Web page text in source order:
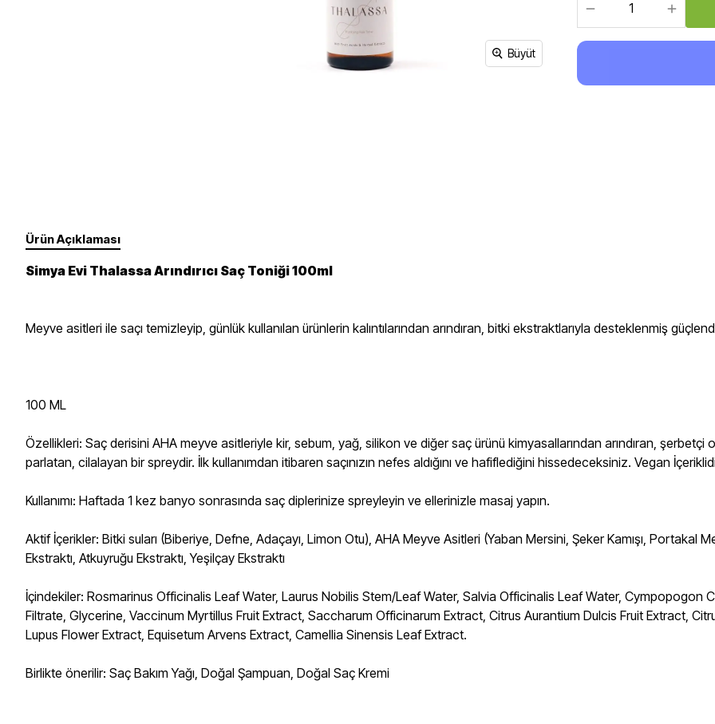
Et Ürünleri Büyüt
Ürün Açıklaması
Simya Evi Thalassa Arındırıcı Saç Toniği 100ml
Meyve asitleri ile saçı temizleyip, günlük kullanılan ürünlerin kalıntılarından arındıran, bitki ekstraktlarıyla desteklenmiş
100 ML
Özellikleri: Saç derisini AHA meyve asitleriyle kir, sebum, yağ, silikon ve diğer saç ürünü kimyasallarından arındıran,
parlatan, cilalayan bir spreydir. İlk kullanımdan itibaren saçınızın nefes aldığını ve hafiflediğini hissedeceksiniz. Vegan
Kullanımı: Haftada 1 kez banyo sonrasında saç diplerinize spreyleyin ve ellerinizle masaj yapın.
Aktif İçerikler: Bitki suları (Biberiye, Defne, Adaçayı, Limon Otu), AHA Meyve Asitleri (Yaban Mersini, Şeker Kamışı, Portakal
Ekstraktı, Atkuyruğu Ekstraktı, Yeşilçay Ekstraktı
İçindekiler: Rosmarinus Officinalis Leaf Water, Laurus Nobilis Stem/Leaf Water, Salvia Officinalis Leaf Water,
Filtrate, Glycerine, Vaccinum Myrtillus Fruit Extract, Saccharum Officinarum Extract, Citrus Aurantium Dulcis Fruit Extract,
Lupus Flower Extract, Equisetum Arvens Extract, Camellia Sinensis Leaf Extract.
Birlikte önerilir: Saç Bakım Yağı, Doğal Şampuan, Doğal Saç Kremi